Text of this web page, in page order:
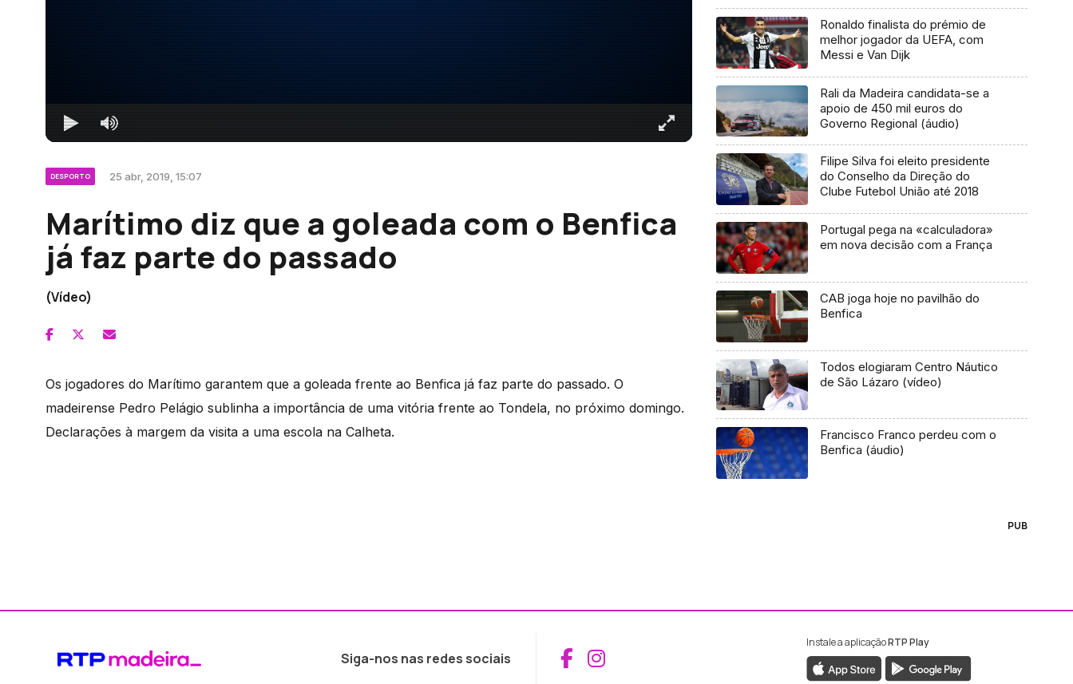
DESPORTO 25 abr, 2019, 15:07
Marítimo diz que a goleada com o Benfica
já faz parte do passado
(Vídeo)
Os jogadores do Marítimo garantem que a goleada frente ao Benfica já faz parte do passado. O
madeirense Pedro Pelágio sublinha a importância de uma vitória frente ao Tondela, no próximo domingo.
Declarações à margem da visita a uma escola na Calheta.
Ronaldo finalista do prémio de
melhor jogador da UEFA, com
Messi e Van Dijk
Rali da Madeira candidata-se a
apoio de 450 mil euros do
Governo Regional (áudio)
Filipe Silva foi eleito presidente
do Conselho da Direção do
Clube Futebol União até 2018
Portugal pega na «calculadora»
em nova decisão com a França
CAB joga hoje no pavilhão do
Benfica
Todos elogiaram Centro Náutico
de São Lázaro (vídeo)
Francisco Franco perdeu com o
Benfica (áudio)
PUB
Siga-nos nas redes sociais Aceder ao Facebook da RTP Madeira
Aceder ao Instagram da RTP Madeira
Instale a aplicaçãoRTP Play